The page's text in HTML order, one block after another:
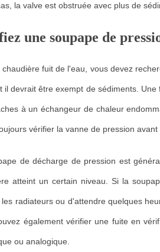
la valve est obstruée avec plus de
une soupape de
chaudière fuit de l'eau, vous devez
il devrait être exempt de sédiments.
à un échangeur de chaleur
vérifier la vanne de pression
de décharge de pression est
atteint un certain niveau. Si la
radiateurs ou d'attendre quelques
également vérifier une fuite en
ou analogique.